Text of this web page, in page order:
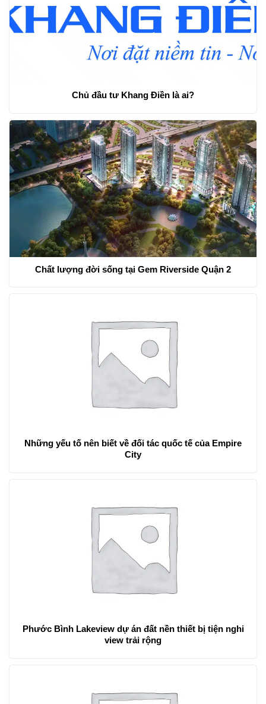
Chủ đầu tư Khang Điền là ai?
Chất lượng đời sống tại Gem Riverside Quận 2
Những yếu tố nên biết về đối tác quốc tế của Empire
City
Phước Bình Lakeview dự án đất nền thiết bị tiện nghi
view trải rộng